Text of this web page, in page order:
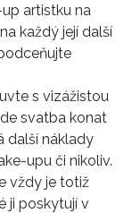
artistku na
každý její další
s vizážistou
svatba konat
další náklady
upu či nikoliv.
vždy je totiž
ji poskytují v